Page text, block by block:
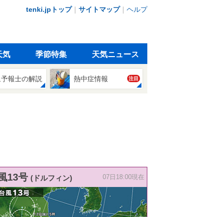
tenki.jpトップ｜ サイトマップ｜ ヘルプ
気 季節特集 天気ニュース
報士の解説 熱中症情報 注目
13号 (ドルフィン) 07日18:00現在